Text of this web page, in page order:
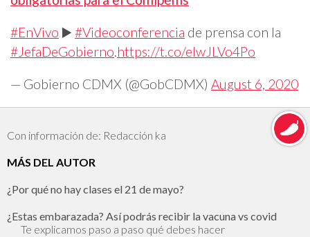
#EnVivo ▶️ #Videoconferencia de prensa con la
#JefaDeGobierno.https://t.co/eIwJLVo4Po
— Gobierno CDMX (@GobCDMX) August 6, 2020
Con información de: Redacción ka
MÁS DEL AUTOR
¿Por qué no hay clases el 21 de mayo?
¿Estas embarazada? Así podrás recibir la vacuna vs covid
Te explicamos paso a paso qué debes hacer